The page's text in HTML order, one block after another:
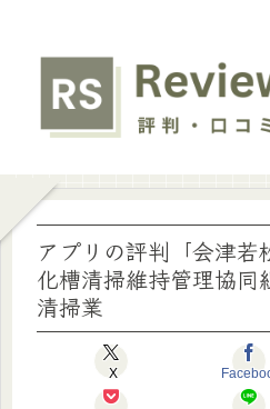
アプリの評判「会津
化槽清掃維持管理協同
清掃業
X